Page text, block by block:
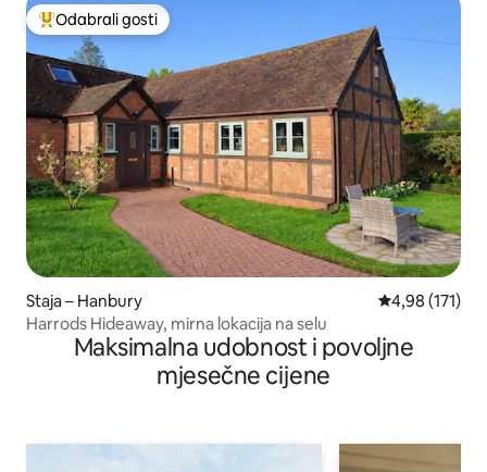
Među najviše rangiranima s oznakom „Odabrali gosti”
Odabrali gosti
Staja – Hanbury Prosječna
4,98 (171)
Harrods Hideaway, mirna lokacija na selu
Maksimalna udobnost i povoljne
mjesečne cijene